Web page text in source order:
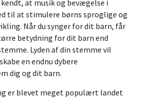
at musik og bevægelse i
til at stimulere børns sproglige og
Når du synger for dit barn, får
betydning for dit barn end
Lyden af din stemme vil
en endnu dybere
dig og dit barn.
er blevet meget populært landet